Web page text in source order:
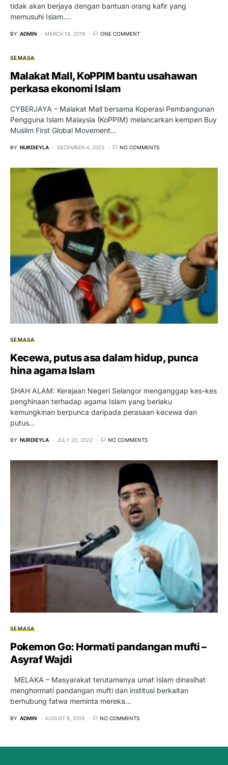
tidak akan berjaya dengan bantuan orang kafir yang
memusuhi Islam.…
BY ADMIN MARCH 18, 2019 ONE COMMENT
SEMASA
Malakat Mall, KoPPIM bantu usahawan
perkasa ekonomi Islam
CYBERJAYA – Malakat Mall bersama Koperasi Pembangunan
Pengguna Islam Malaysia (KoPPIM) melancarkan kempen Buy
Muslim First Global Movement…
BY NURDIEYLA DECEMBER 4, 2023 NO COMMENTS
SEMASA
Kecewa, putus asa dalam hidup, punca
hina agama Islam
SHAH ALAM: Kerajaan Negeri Selangor menganggap kes-kes
penghinaan terhadap agama Islam yang berlaku
kemungkinan berpunca daripada perasaan kecewa dan
putus…
BY NURDIEYLA JULY 20, 2022 NO COMMENTS
SEMASA
Pokemon Go: Hormati pandangan mufti –
Asyraf Wajdi
MELAKA – Masyarakat terutamanya umat Islam dinasihat
menghormati pandangan mufti dan institusi berkaitan
berhubung fatwa meminta mereka…
BY ADMIN AUGUST 8, 2016 NO COMMENTS